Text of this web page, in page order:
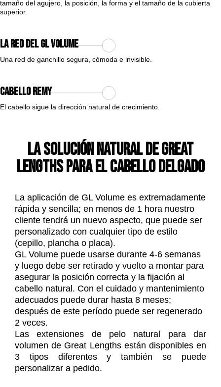
tamaño del agujero, la posición, la forma y el tamaño de la cubierta
superior.
La red del GL Volume
Una red de ganchillo segura, cómoda e invisible.
Cabello Remy
El cabello sigue la dirección natural de crecimiento.
La solución natural de Great
Lengths para el cabello delgado
La aplicación de GL Volume es extremadamente
rápida y sencilla; en menos de 1 hora nuestro
cliente tendrá un nuevo aspecto, que puede ser
personalizado con cualquier tipo de estilo
(cepillo, plancha o placa).
GL Volume puede usarse durante 4-6 semanas
y luego debe ser retirado y vuelto a montar para
asegurar la posición correcta y la fijación al
cabello natural. Con el cuidado y mantenimiento
adecuados puede durar hasta 8 meses;
después de este período puede ser regenerado
2 veces.
Las extensiones de pelo natural para dar
volumen de Great Lengths están disponibles en
3 tipos diferentes y también se puede
personalizar a pedido.